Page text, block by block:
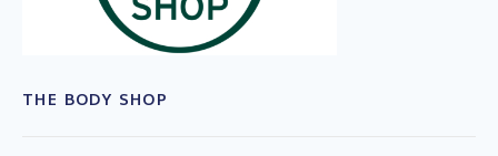
THE BODY SHOP